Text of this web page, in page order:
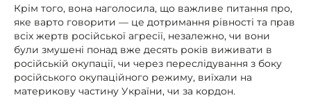
Крім того, вона наголосила, що важливе питання про,
яке варто говорити — це дотримання рівності та прав
всіх жертв російської агресії, незалежно, чи вони
були змушені понад вже десять років виживати в
російській окупації, чи через переслідування з боку
російського окупаційного режиму, виїхали на
материкову частину України, чи за кордон.